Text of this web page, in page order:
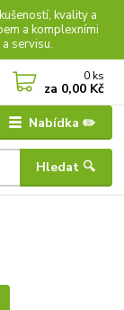
kvality a
a komplexními
servisu.
Nabídka ✏️
Hledat 🔍
0 ks
za 0,00 Kč